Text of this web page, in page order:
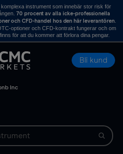
instrument som innebär stor risk för
70 procent av alla icke-professionella
och CFD-handel hos den här leverantören.
optioner och CFD-kontrakt fungerar och om
för att du kommer att förlora dina pengar.
Bli kund
Inc